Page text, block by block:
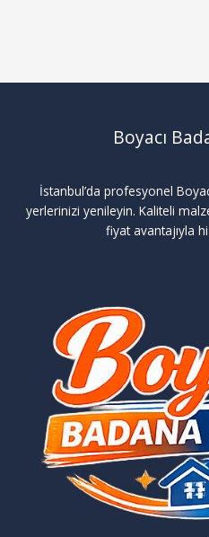
Boyacı
İstanbul’da profesyonel
yerlerinizi yenileyin. Kaliteli
fiyat avantajıyla